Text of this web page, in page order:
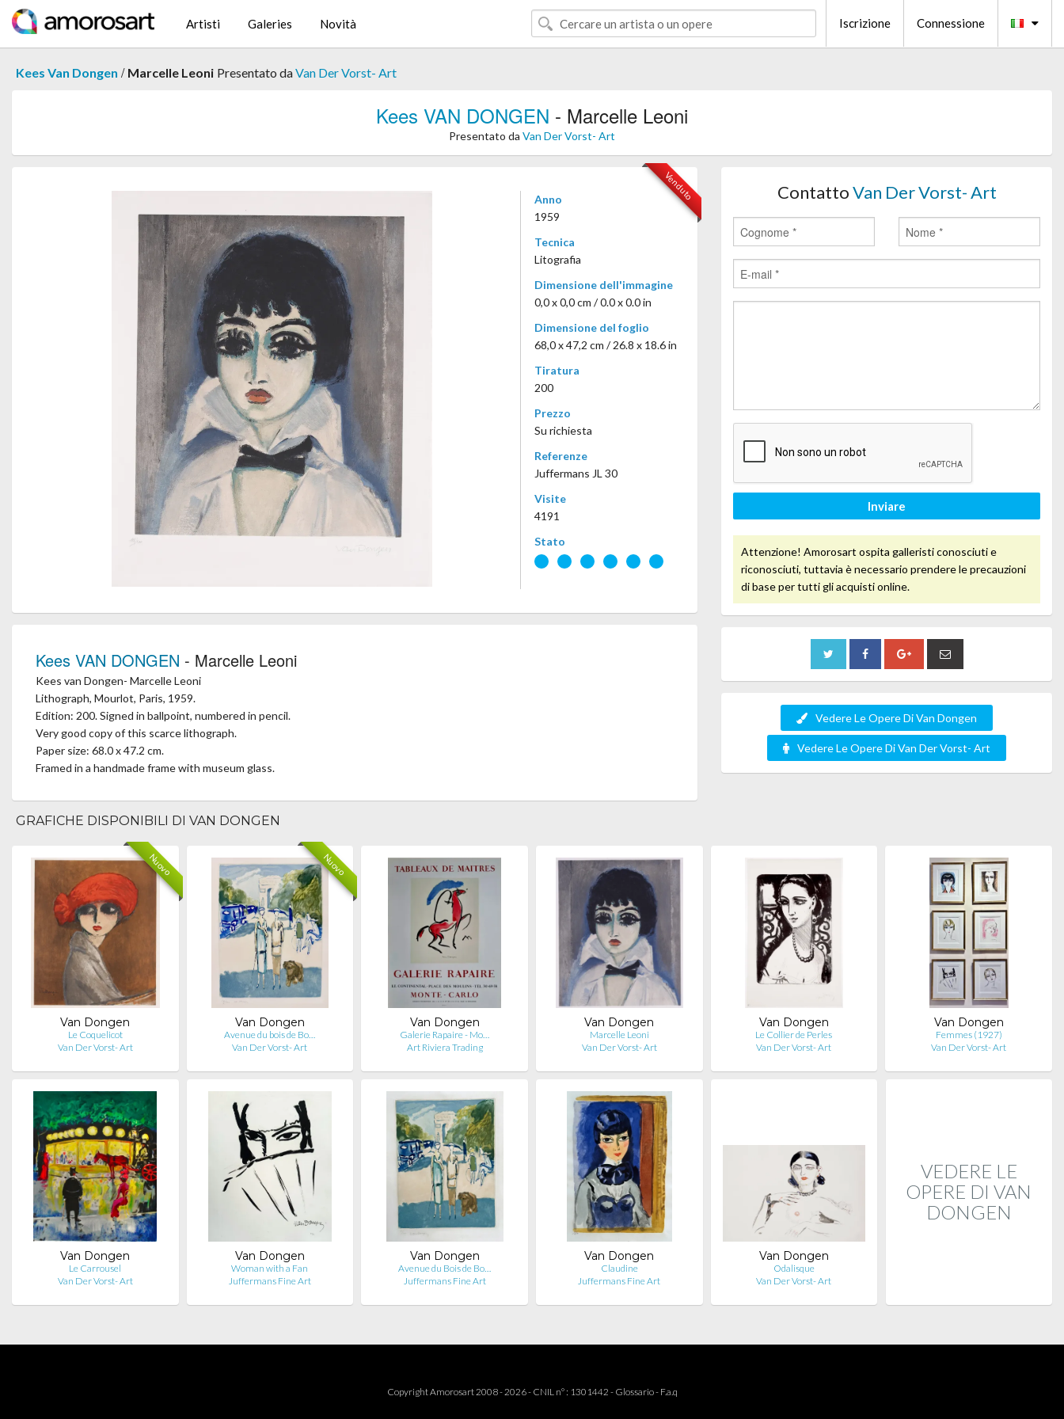
Artisti Galeries Novità Iscrizione Connessione
Kees Van Dongen / Marcelle Leoni Presentato daVan Der Vorst- Art
Kees VAN DONGEN - Marcelle Leoni
Presentato da Van Der Vorst- Art
Venduto
Anno
1959
Tecnica
Litografia
Dimensione dell'immagine
0,0 x 0,0 cm / 0.0 x 0.0 in
Dimensione del foglio
68,0 x 47,2 cm / 26.8 x 18.6 in
Tiratura
200
Prezzo
Su richiesta
Referenze
Juffermans JL 30
Visite
4191
Stato
Kees VAN DONGEN - Marcelle Leoni
Kees van Dongen- Marcelle Leoni
Lithograph, Mourlot, Paris, 1959.
Edition: 200. Signed in ballpoint, numbered in pencil.
Very good copy of this scarce lithograph.
Paper size: 68.0 x 47.2 cm.
Framed in a handmade frame with museum glass.
ContattoVan Der Vorst- Art
Inviare
Attenzione! Amorosart ospita galleristi conosciuti e
riconosciuti, tuttavia è necessario prendere le precauzioni
di base per tutti gli acquisti online.
Vedere Le Opere Di Van Dongen
Vedere Le Opere Di Van Der Vorst- Art
GRAFICHE DISPONIBILI DI VAN DONGEN
Nuovo
Van Dongen
Le Coquelicot
Van Der Vorst- Art
Nuovo
Van Dongen
Avenue du bois de Bo…
Van Der Vorst- Art
Van Dongen
Galerie Rapaire - Mo…
Art Riviera Trading
Van Dongen
Marcelle Leoni
Van Der Vorst- Art
Van Dongen
Le Collier de Perles
Van Der Vorst- Art
Van Dongen
Femmes (1927)
Van Der Vorst- Art
Van Dongen
Le Carrousel
Van Der Vorst- Art
Van Dongen
Woman with a Fan
Juffermans Fine Art
Van Dongen
Avenue du Bois de Bo…
Juffermans Fine Art
Van Dongen
Claudine
Juffermans Fine Art
Van Dongen
Odalisque
Van Der Vorst- Art
VEDERE LE
OPERE DI VAN
DONGEN
Copyright Amorosart 2008 - 2026 - CNIL n° : 1301442 - Glossario- F.a.q